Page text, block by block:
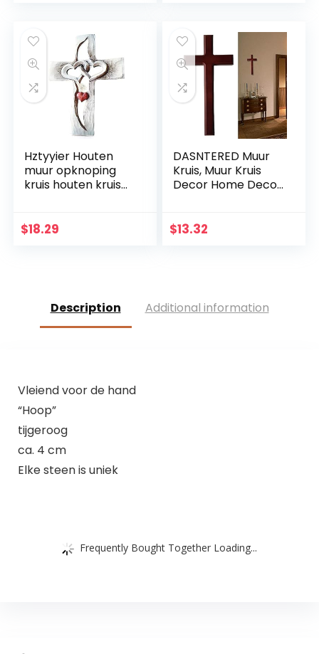
Decoratie
Hztyyier Houten
muur opknoping
kruis houten kruis
kruis, Jezus Christus
$18.29
DASNTERED Muur
Kruis, Muur Kruis
Decor Home Decor
Kruis Eenvoudige
$13.32
Description Additional information
Vleiend voor de hand
“Hoop”
tijgeroog
ca. 4 cm
Elke steen is uniek
Frequently Bought Together Loading...